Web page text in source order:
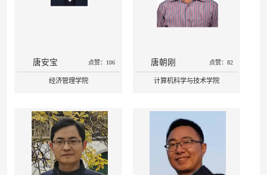
唐安宝 点赞：106
经济管理学院
唐朝刚 点赞：82
计算机科学与技术学院